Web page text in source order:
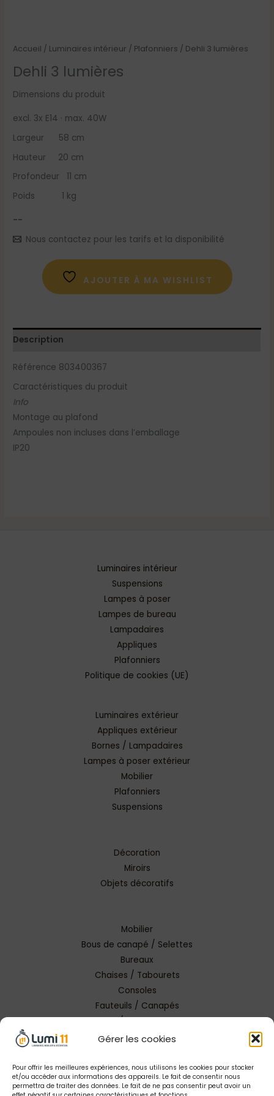
Gérer les cookies
Pour offrir les meilleures expériences, nous utilisons les cookies pour stocker
et/ou accéder aux informations des appareils. Le fait de consentir nous
permettra de traiter des données. Le fait de ne pas consentir peut avoir un
Accueil / Luminaires intérieur / Plafonniers / Dehli 3 lumières
Dehli 3 lumières
Dimensions du produit
excl. 3x E14 · max. 40W
Largeur 58 cm
Hauteur 20 cm
Profondeur 11 cm
Poids 1 kg
--
Nous contactez pour les tarifs et la disponibilité
AJOUTER À MA WISHLIST
Description
Référence 803400367
Caractéristiques du produit
Info
Montage au plafond
Ampoules non incluses dans l’emballage
IP20
Luminaires intérieur
Suspensions
Lampes à poser
Lampes de bureau
Lampadaires
Appliques
Plafonniers
Politique de cookies (UE)
Luminaires extérieur
Appliques extérieur
Bornes / Lampadaires
Lampes à poser extérieur
Mobilier
Plafonniers
Suspensions
Décoration
Miroirs
Objets décoratifs
Mobilier
Bous de canapé / Selettes
Bureaux
Chaises / Tabourets
Consoles
Fauteuils / Canapés
Tables / Tables basses